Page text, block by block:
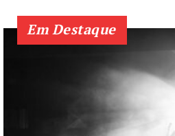
Em Destaque